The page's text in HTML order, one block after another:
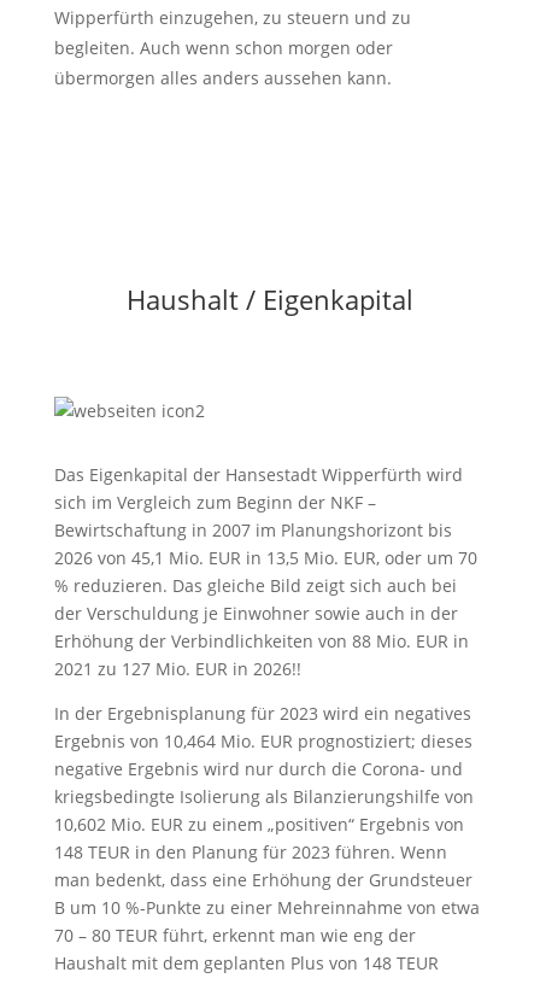
Wipperfürth einzugehen, zu steuern und zu
begleiten. Auch wenn schon morgen oder
übermorgen alles anders aussehen kann.
Haushalt / Eigenkapital
Das Eigenkapital der Hansestadt Wipperfürth wird
sich im Vergleich zum Beginn der NKF –
Bewirtschaftung in 2007 im Planungshorizont bis
2026 von 45,1 Mio. EUR in 13,5 Mio. EUR, oder um 70
% reduzieren. Das gleiche Bild zeigt sich auch bei
der Verschuldung je Einwohner sowie auch in der
Erhöhung der Verbindlichkeiten von 88 Mio. EUR in
2021 zu 127 Mio. EUR in 2026!!
In der Ergebnisplanung für 2023 wird ein negatives
Ergebnis von 10,464 Mio. EUR prognostiziert; dieses
negative Ergebnis wird nur durch die Corona- und
kriegsbedingte Isolierung als Bilanzierungshilfe von
10,602 Mio. EUR zu einem „positiven“ Ergebnis von
148 TEUR in den Planung für 2023 führen. Wenn
man bedenkt, dass eine Erhöhung der Grundsteuer
B um 10 %-Punkte zu einer Mehreinnahme von etwa
70 – 80 TEUR führt, erkennt man wie eng der
Haushalt mit dem geplanten Plus von 148 TEUR